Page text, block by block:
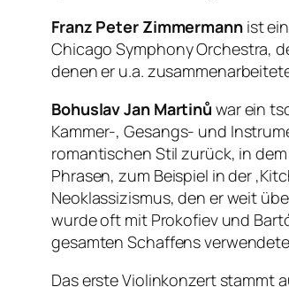
Franz Peter Zimmermannist
Chicago Symphony Orchestra,
denen er u.a.
Bohuslav Jan Martinů war ein
Kammer-, Gesangs- und
romantischen Stil zurück, in
Phrasen, zum Beispiel in der
Neoklassizismus, den er weit
wurde oft mit Prokofiev und
gesamten Schaffens
Das erste Violinkonzert stammt